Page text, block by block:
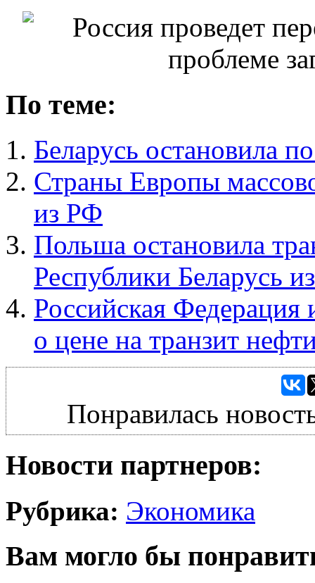
По теме:
Беларусь остановила
Страны Европы
из РФ
Польша остановила
Республики Беларусь
Российская Федерация
о цене на транзит
Понравилась
Новости партнеров:
Рубрика: Экономика
Вам могло бы